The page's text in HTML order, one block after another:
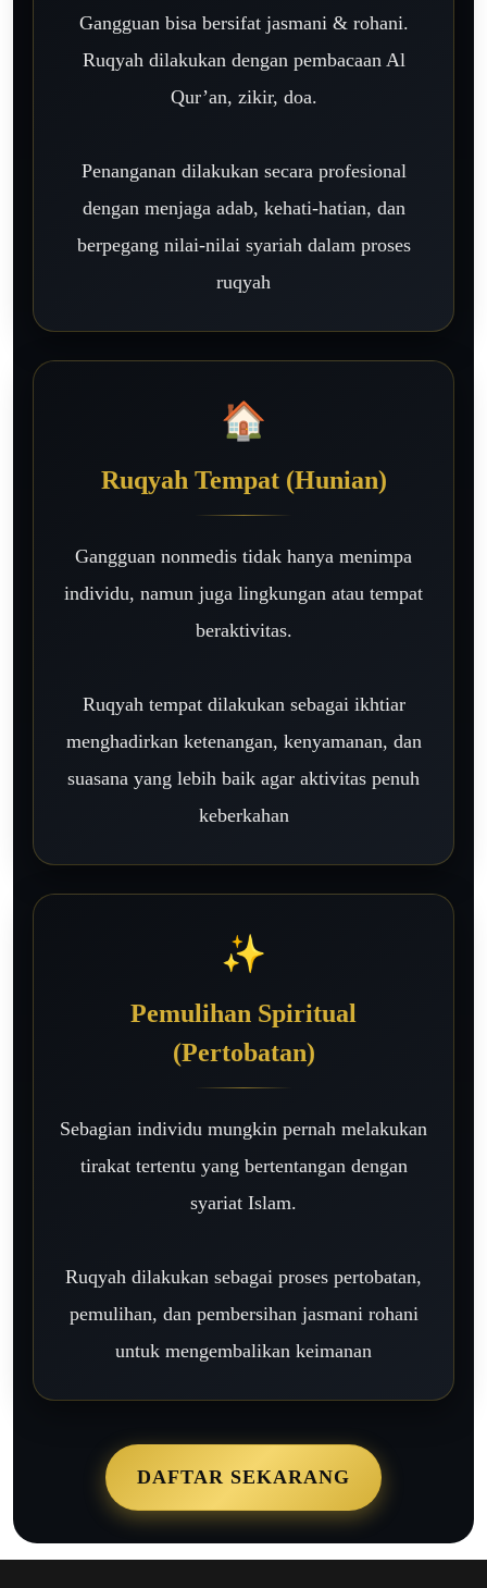
Gangguan bisa bersifat jasmani & rohani.
Ruqyah dilakukan dengan pembacaan Al
Qur’an, zikir, doa.
Penanganan dilakukan secara profesional
dengan menjaga adab, kehati-hatian, dan
berpegang nilai-nilai syariah dalam proses
ruqyah
🏠
Ruqyah Tempat (Hunian)
Gangguan nonmedis tidak hanya menimpa
individu, namun juga lingkungan atau tempat
beraktivitas.
Ruqyah tempat dilakukan sebagai ikhtiar
menghadirkan ketenangan, kenyamanan, dan
suasana yang lebih baik agar aktivitas penuh
keberkahan
✨
Pemulihan Spiritual
(Pertobatan)
Sebagian individu mungkin pernah melakukan
tirakat tertentu yang bertentangan dengan
syariat Islam.
Ruqyah dilakukan sebagai proses pertobatan,
pemulihan, dan pembersihan jasmani rohani
untuk mengembalikan keimanan
DAFTAR SEKARANG